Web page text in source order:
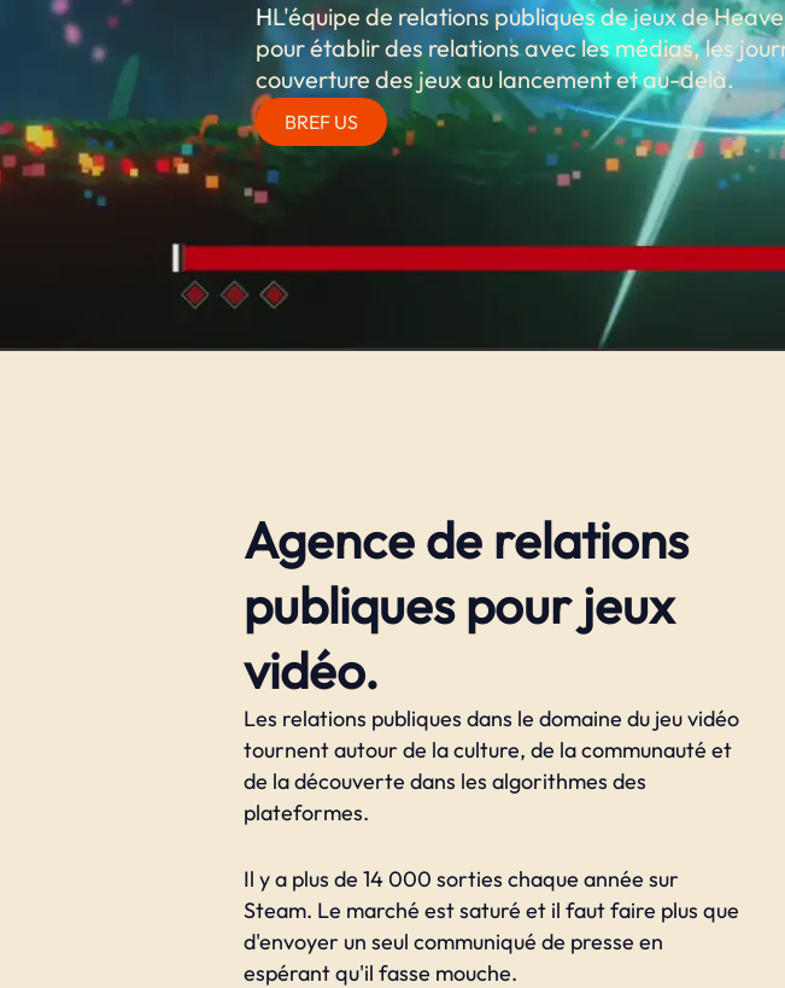
HL'équipe de relations publiques de jeux de
pour établir des relations avec les médias, les
couverture des jeux au lancement et au-delà.
BREF US
Agence de relations
publiques pour jeux
vidéo.
Les relations publiques dans le domaine du jeu vidéo
tournent autour de la culture, de la communauté et
de la découverte dans les algorithmes des
plateformes.
Il y a plus de 14 000 sorties chaque année sur
Steam. Le marché est saturé et il faut faire plus que
d'envoyer un seul communiqué de presse en
espérant qu'il fasse mouche.